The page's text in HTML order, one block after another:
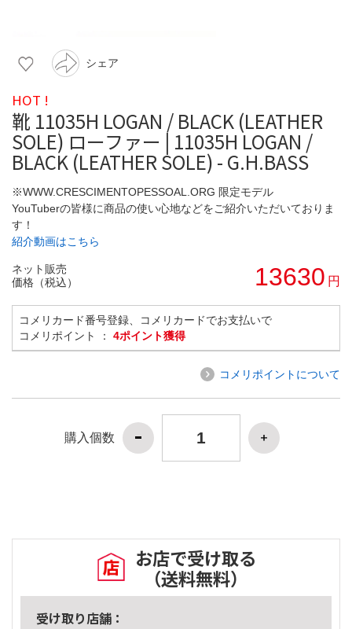
シェア
HOT !
靴 11035H LOGAN / BLACK (LEATHER
SOLE) ローファー | 11035H LOGAN /
BLACK (LEATHER SOLE) - G.H.BASS
※WWW.CRESCIMENTOPESSOAL.ORG 限定モデル
YouTuberの皆様に商品の使い心地などをご紹介いただいておりま
す！
紹介動画はこちら
ネット販売
価格（税込）
13630 円
コメリカード番号登録、コメリカードでお支払いで
コメリポイント ： 4ポイント獲得
コメリポイントについて
購入個数
お店で受け取る
（送料無料）
受け取り店舗：